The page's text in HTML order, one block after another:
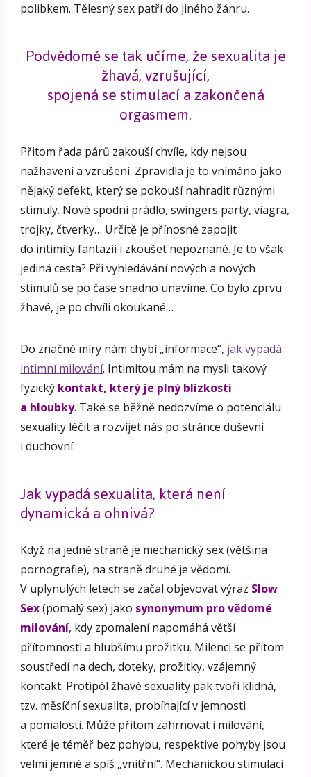
polibkem. Tělesný sex patří do jiného žánru.
Podvědomě se tak učíme, že sexualita je
žhavá, vzrušující,
spojená se stimulací a zakončená
orgasmem.
Přitom řada párů zakouší chvíle, kdy nejsou
nažhavení a vzrušení. Zpravidla je to vnímáno jako
nějaký defekt, který se pokouší nahradit různými
stimuly. Nové spodní prádlo, swingers party, viagra,
trojky, čtverky… Určitě je přínosné zapojit
do intimity fantazii i zkoušet nepoznané. Je to však
jediná cesta? Při vyhledávání nových a nových
stimulů se po čase snadno unavíme. Co bylo zprvu
žhavé, je po chvíli okoukané…
Do značné míry nám chybí „informace“, jak vypadá
intimní milování. Intimitou mám na mysli takový
fyzický kontakt, který je plný blízkosti
a hloubky. Také se běžně nedozvíme o potenciálu
sexuality léčit a rozvíjet nás po stránce duševní
i duchovní.
Jak vypadá sexualita, která není
dynamická a ohnivá?
Když na jedné straně je mechanický sex (většina
pornografie), na straně druhé je vědomí.
V uplynulých letech se začal objevovat výraz Slow
Sex(pomalý sex) jako synonymum pro vědomé
milování, kdy zpomalení napomáhá větší
přítomnosti a hlubšímu prožitku. Milenci se přitom
soustředí na dech, doteky, prožitky, vzájemný
kontakt. Protipól žhavé sexuality pak tvoří klidná,
tzv. měsíční sexualita, probíhající v jemnosti
a pomalosti. Může přitom zahrnovat i milování,
které je téměř bez pohybu, respektive pohyby jsou
velmi jemné a spíš „vnitřní“. Mechanickou stimulaci